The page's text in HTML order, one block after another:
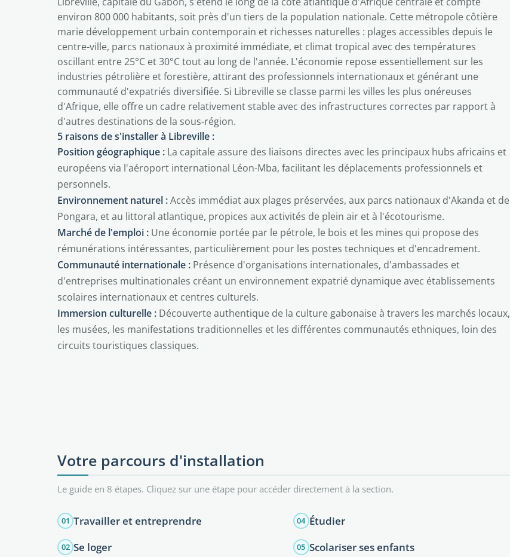
environ 800 000 habitants, soit près d'un tiers de la population nationale. Cette métropole côtière
marie développement urbain contemporain et richesses naturelles : plages accessibles depuis le
centre-ville, parcs nationaux à proximité immédiate, et climat tropical avec des températures
oscillant entre 25°C et 30°C tout au long de l'année. L'économie repose essentiellement sur les
industries pétrolière et forestière, attirant des professionnels internationaux et générant une
communauté d'expatriés diversifiée. Si Libreville se classe parmi les villes les plus onéreuses
d'Afrique, elle offre un cadre relativement stable avec des infrastructures correctes par rapport à
d'autres destinations de la sous-région.
5 raisons de s'installer à Libreville :
Position géographique : La capitale assure des liaisons directes avec les principaux hubs africains et
européens via l'aéroport international Léon-Mba, facilitant les déplacements professionnels et
personnels.
Environnement naturel :Accès immédiat aux plages préservées, aux parcs nationaux d'Akanda et de
Pongara, et au littoral atlantique, propices aux activités de plein air et à l'écotourisme.
Marché de l'emploi : Une économie portée par le pétrole, le bois et les mines qui propose des
rémunérations intéressantes, particulièrement pour les postes techniques et d'encadrement.
Communauté internationale : Présence d'organisations internationales, d'ambassades et
d'entreprises multinationales créant un environnement expatrié dynamique avec établissements
scolaires internationaux et centres culturels.
Immersion culturelle : Découverte authentique de la culture gabonaise à travers les marchés locaux,
les musées, les manifestations traditionnelles et les différentes communautés ethniques, loin des
circuits touristiques classiques.
Votre parcours d'installation
Le guide en 8 étapes. Cliquez sur une étape pour accéder directement à la section.
01 Travailler et entreprendre
02 Se loger
04 Étudier
05 Scolariser ses enfants